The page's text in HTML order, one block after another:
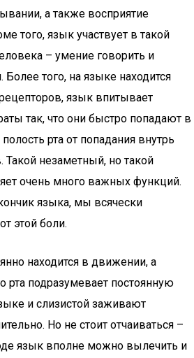
а также восприятие
того, язык участвует в такой
– умение говорить и
того, на языке находится
язык впитывает
так, что они быстро попадают в
рта от попадания внутрь
незаметный, но такой
очень много важных функций.
языка, мы всячески
этой боли.
находится в движении, а
рта подразумевает постоянную
и слизистой заживают
Но не стоит отчаиваться –
язык вполне можно вылечить и